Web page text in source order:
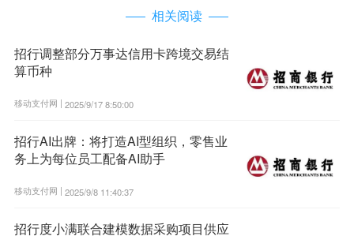
相关阅读
招行调整部分万事达信用卡跨境交易结
算币种
移动支付网 | 2025/9/17 8:50:00
招行AI出牌：将打造AI型组织，零售业
务上为每位员工配备AI助手
移动支付网 | 2025/9/8 11:40:37
招行度小满联合建模数据采购项目供应